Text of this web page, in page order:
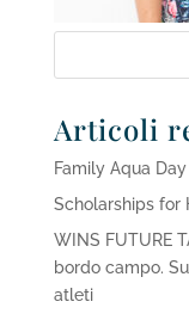
Articoli
Family Aqua
Scholarships for
WINS FUTURE
bordo campo.
atleti